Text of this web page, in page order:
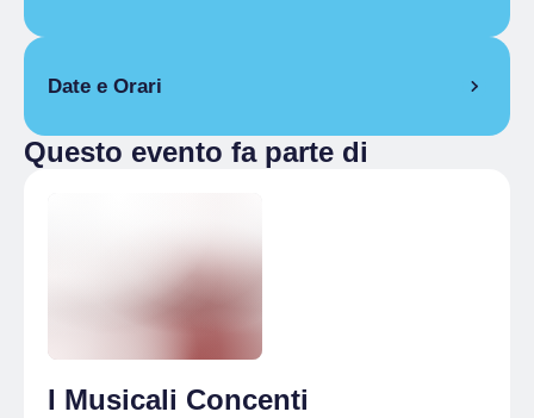
Ridotto
Abbonamento Musei
Date e Orari
8 ottobre 2025
Questo evento fa parte di
I Musicali Concenti